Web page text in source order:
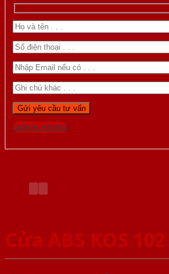
Gọi 0976.169.864
Cửa ABS KOS